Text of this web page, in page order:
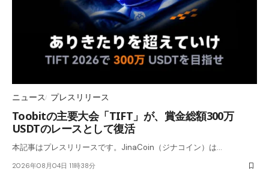
ニュース プレスリリース
Toobitの主要大会「TIFT」が、賞金総額300万
USDTのレースとして復活
本記事はプレスリリースです。JinaCoin（ジナコイン）は…
2026年08月04日 11時38分